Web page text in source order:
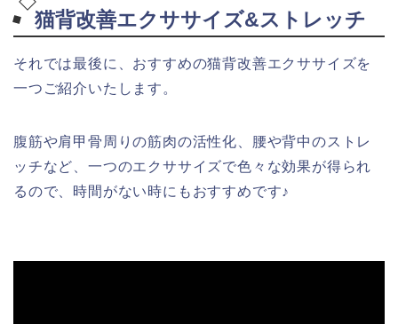
猫背改善エクササイズ&ストレッチ
それでは最後に、おすすめの猫背改善エクササイズを
一つご紹介いたします。
腹筋や肩甲骨周りの筋肉の活性化、腰や背中のストレ
ッチなど、一つのエクササイズで色々な効果が得られ
るので、時間がない時にもおすすめです♪